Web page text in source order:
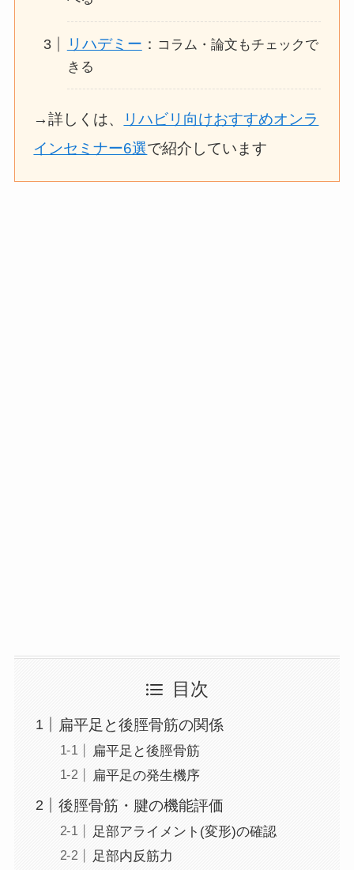
リハデミー ： コラム・論文もチェックで
きる
→詳しくは、
リハビリ向けおすすめオンラ
インセミナー6選で紹介しています
目次
扁平足と後脛骨筋の関係
扁平足と後脛骨筋
扁平足の発生機序
後脛骨筋・腱の機能評価
足部アライメント(変形)の確認
足部内反筋力